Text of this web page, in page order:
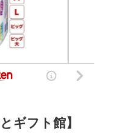
ギフト館】